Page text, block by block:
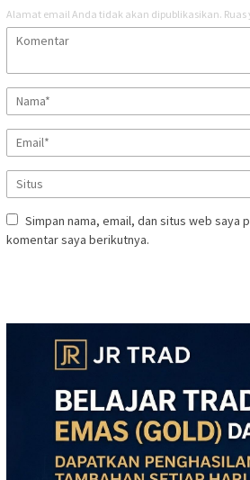
Alamat email Anda tidak akan dipublikasikan.
Simpan nama, email, dan situs web saya
komentar saya berikutnya.